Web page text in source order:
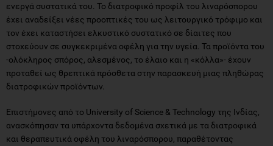
ενεργά συστατικά του. Το διατροφικό προφίλ του λιναρόσπορου
έχει αναδείξει νέες προοπτικές του ως λειτουργικό τρόφιμο και
τον έχει καταστήσει ελκυστικό συστατικό σε δίαιτες που
στοχεύουν σε συγκεκριμένα οφέλη για την υγεία. Τα προϊόντα του
-ολόκληρος σπόρος, αλεσμένος, το έλαιο και η «κόλλα»- έχουν
προταθεί ως θρεπτικά πρόσθετα στην παρασκευή μιας πληθώρας
διατροφικών προϊόντων.
Επιστήμονες από το University of Science & Technology της Ινδίας,
ανασκόπησαν τα υπάρχοντα δεδομένα σχετικά με τα διατροφικά
και θεραπευτικά οφέλη του λιναρόσπορου, παραθέτοντας